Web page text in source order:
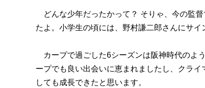
どんな少年だったかって？ そりゃ、今の監
たよ。小学生の頃には、野村謙二郎さんにサイ
カープで過ごした6シーズンは阪神時代のよ
ープでも良い出会いに恵まれましたし、クラ
しても成長できたと思います。